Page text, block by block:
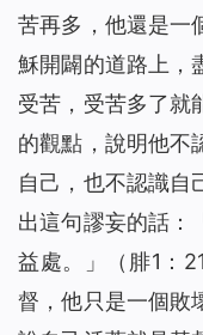
苦再多，他還是一
穌開闢的道路上，
受苦，受苦多了就
的觀點，說明他不
自己，也不認識自
出這句謬妄的話：
益處。」（腓1：
督，他只是一個敗